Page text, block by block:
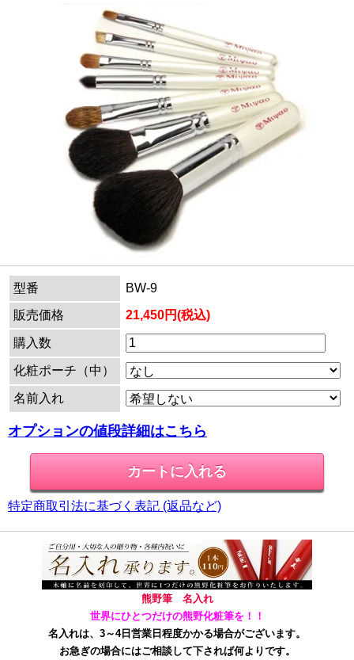
型番
BW-9
販売価格
21,450円(税込)
購入数
化粧ポーチ（中）
名前入れ
オプションの値段詳細はこちら
特定商取引法に基づく表記 (返品など)
熊野筆 名入れ
世界にひとつだけの熊野化粧筆を！！
名入れは、3～4日営業日程度かかる場合がございます。
お急ぎの場合にはご相談して下されば何よりです。